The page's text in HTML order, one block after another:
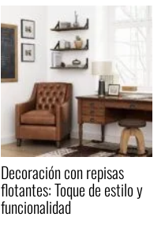
Decoración con repisas
flotantes: Toque de estilo y
funcionalidad